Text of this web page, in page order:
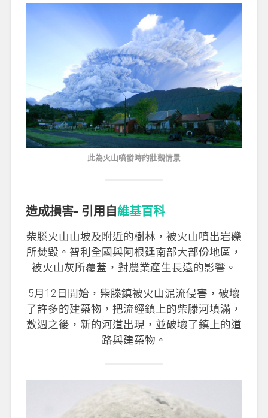
此為火山噴發時的壯觀情景
造成損害- 引用自維基百科
柴滕火山山坡及附近的樹林，被火山噴出岩礫
所焚毀。智利全國與阿根廷南部大部份地區，
被火山灰所覆蓋，對農業產生長遠的影響。
5月12日開始，柴滕鎮被火山泥流侵害，破壞
了許多的建築物，把流經鎮上的柴滕河填滿，
數週之後，新的河道出現，並破壞了鎮上的道
路與建築物。